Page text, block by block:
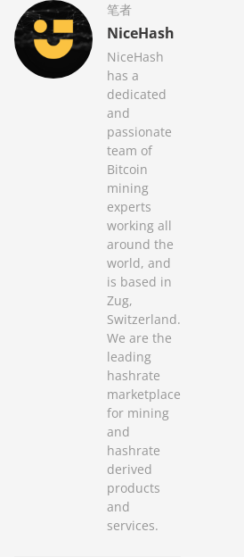
笔者
NiceHash
NiceHash
has a
dedicated
and
passionate
team of
Bitcoin
mining
experts
working all
around the
world, and
is based in
Zug,
Switzerland.
We are the
leading
hashrate
marketplace
for mining
and
hashrate
derived
products
and
services.